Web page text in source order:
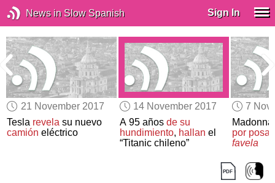
News in Slow Spanish Sign In
21 November 2017
Tesla revela su nuevo
camión eléctrico
14 November 2017
A 95 años de su
hundimiento, hallan el
“Titanic chileno”
7
por posar
favela